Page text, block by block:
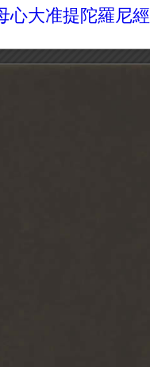
心大准提陀羅尼經